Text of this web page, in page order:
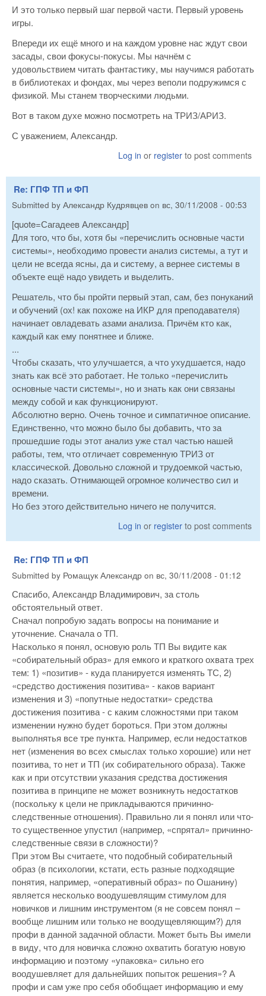
И это только первый шаг первой части. Первый уровень
игры.
Впереди их ещё много и на каждом уровне нас ждут свои
засады, свои фокусы-покусы. Мы начнём с
удовольствием читать фантастику, мы научимся работать
в библиотеках и фондах, мы через веполи подружимся с
физикой. Мы станем творческими людьми.
Вот в таком духе можно посмотреть на ТРИЗ/АРИЗ.
С уважением, Александр.
Log in or register to post comments
Re: ГПФ ТП и ФП
Submitted by Александр Кудрявцев on вс, 30/11/2008 - 00:53
[quote=Сагадеев Александр]
Для того, что бы, хотя бы «перечислить основные части
системы», необходимо провести анализ системы, а тут и
цели не всегда ясны, да и систему, а вернее системы в
объекте ещё надо увидеть и выделить.
Решатель, что бы пройти первый этап, сам, без понуканий
и обучений (ох! как похоже на ИКР для преподавателя)
начинает овладевать азами анализа. Причём кто как,
каждый как ему понятнее и ближе.
...
Чтобы сказать, что улучшается, а что ухудшается, надо
знать как всё это работает. Не только «перечислить
основные части системы», но и знать как они связаны
между собой и как функционируют.
Абсолютно верно. Очень точное и симпатичное описание.
Единственно, что можно было бы добавить, что за
прошедшие годы этот анализ уже стал частью нашей
работы, тем, что отличает современную ТРИЗ от
классической. Довольно сложной и трудоемкой частью,
надо сказать. Отнимающей огромное количество сил и
времени.
Но без этого действительно ничего не получится.
Log in or register to post comments
Re: ГПФ ТП и ФП
Submitted by Ромащук Александр on вс, 30/11/2008 - 01:12
Спасибо, Александр Владимирович, за столь
обстоятельный ответ.
Сначал попробую задать вопросы на понимание и
уточнение. Сначала о ТП.
Насколько я понял, основую роль ТП Вы видите как
«собирательный образ» для емкого и краткого охвата трех
тем: 1) «позитив» - куда планируется изменять ТС, 2)
«средство достижения позитива» - каков вариант
изменения и 3) «попутные недостатки» средства
достижения позитива - с каким сложностями при таком
изменении нужно будет бороться. При этом должны
выполнятья все тре пункта. Например, если недостатков
нет (изменения во всех смыслах только хорошие) или нет
позитива, то нет и ТП (их собирательного образа). Также
как и при отсутствии указания средства достижения
позитива в принципе не может возникнуть недостатков
(поскольку к цели не прикладываются причинно-
следственные отношения). Правильно ли я понял или что-
то существенное упустил (например, «спрятал» причинно-
следственные связи в сложности)?
При этом Вы считаете, что подобный собирательный
образ (в психологии, кстати, есть разные подходящие
понятия, например, «оперативный образ» по Ошанину)
является несколько воодушевлящим стимулом для
новичков и лишним инструментом (я не совсем понял –
вообще лишним или только не воодущевляющим?) для
профи в данной задачной области. Может быть Вы имели
в виду, что для новичка сложно охватить богатую новую
информацию и поэтому «упаковка» сильно его
воодушевляет для дальнейших попыток решения»? А
профи и сам уже про себя обобщает информацию и ему